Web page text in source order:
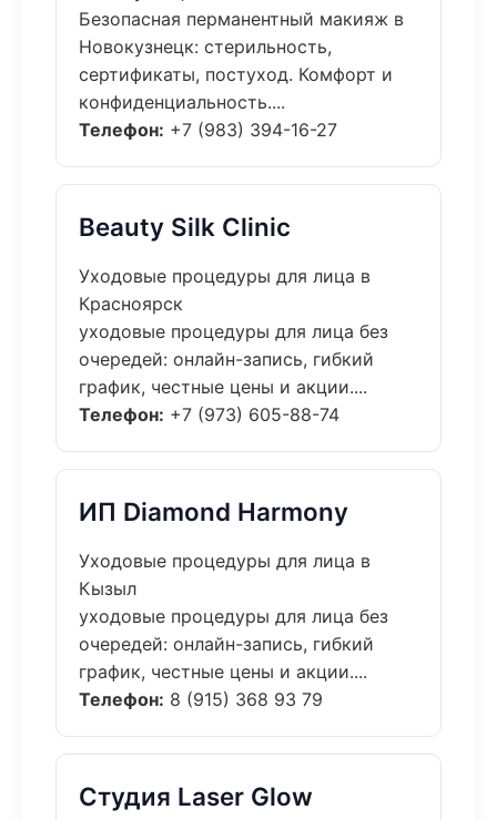
Безопасная перманентный макияж в
Новокузнецк: стерильность,
сертификаты, постуход. Комфорт и
конфиденциальность....
Телефон: +7 (983) 394-16-27
Beauty Silk Clinic
Уходовые процедуры для лица в
Красноярск
уходовые процедуры для лица без
очередей: онлайн-запись, гибкий
график, честные цены и акции....
Телефон: +7 (973) 605-88-74
ИП Diamond Harmony
Уходовые процедуры для лица в
Кызыл
уходовые процедуры для лица без
очередей: онлайн-запись, гибкий
график, честные цены и акции....
Телефон: 8 (915) 368 93 79
Студия Laser Glow